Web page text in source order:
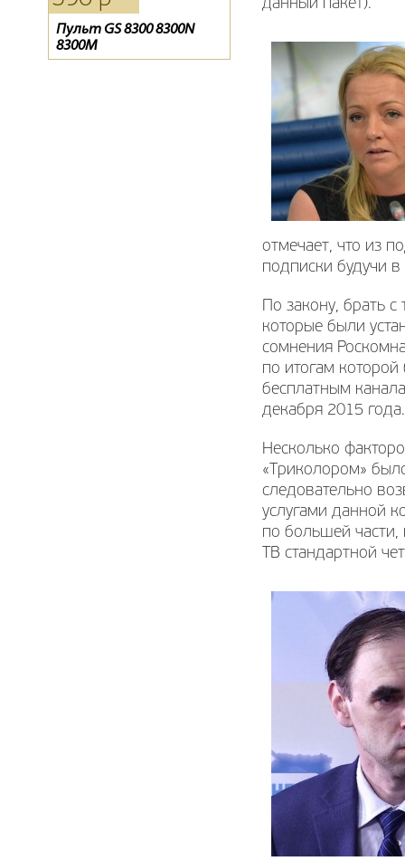
Пульт GS 8300 8300N
8300M
Тарелка Супрал 0.6
Пульт для спутникового
ресивера ТЕЛЕКАРТА
BigSAT Golden 1 CR
данный пакет).
отмечает, что из
подписки будучи в
По закону, брать с
которые были
сомнения
по итогам
бесплатным
декабря 2015 года.
Несколько
«Триколором»
следовательно
услугами данной
по большей части,
ТВ стандартной